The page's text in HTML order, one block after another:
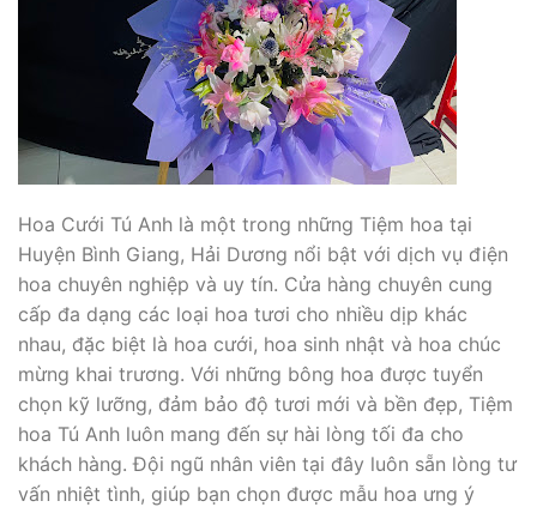
Hoa Cưới Tú Anh là một trong những Tiệm hoa tại
Huyện Bình Giang, Hải Dương nổi bật với dịch vụ điện
hoa chuyên nghiệp và uy tín. Cửa hàng chuyên cung
cấp đa dạng các loại hoa tươi cho nhiều dịp khác
nhau, đặc biệt là hoa cưới, hoa sinh nhật và hoa chúc
mừng khai trương. Với những bông hoa được tuyển
chọn kỹ lưỡng, đảm bảo độ tươi mới và bền đẹp, Tiệm
hoa Tú Anh luôn mang đến sự hài lòng tối đa cho
khách hàng. Đội ngũ nhân viên tại đây luôn sẵn lòng tư
vấn nhiệt tình, giúp bạn chọn được mẫu hoa ưng ý